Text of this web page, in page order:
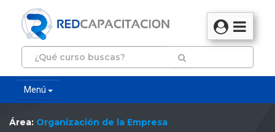
Menú
Área: Organización de la Empresa